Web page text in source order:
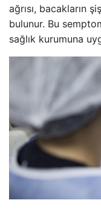
ağrısı, bacakların
bulunur. Bu
sağlık kurumuna